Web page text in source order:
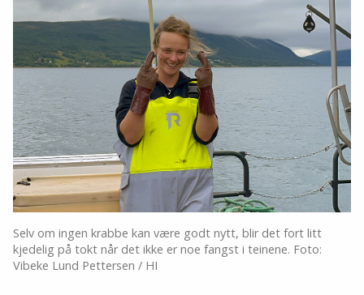
Selv om ingen krabbe kan være godt nytt, blir det fort litt
kjedelig på tokt når det ikke er noe fangst i teinene. Foto:
Vibeke Lund Pettersen / HI